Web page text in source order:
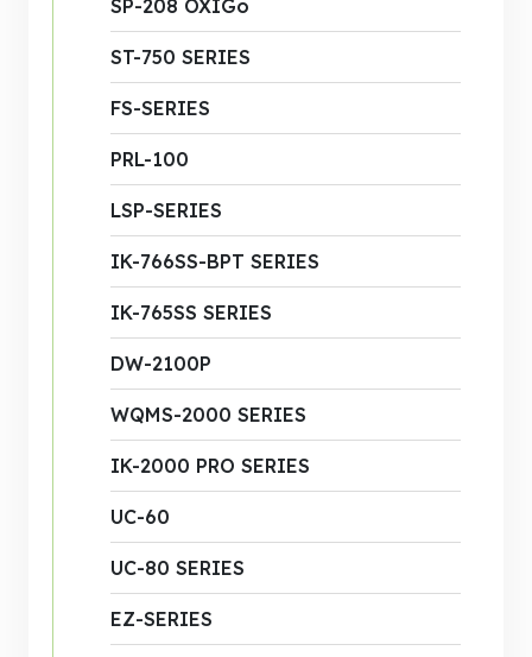
SP-208 OXIGo
ST-750 SERIES
FS-SERIES
PRL-100
LSP-SERIES
IK-766SS-BPT SERIES
IK-765SS SERIES
DW-2100P
WQMS-2000 SERIES
IK-2000 PRO SERIES
UC-60
UC-80 SERIES
EZ-SERIES